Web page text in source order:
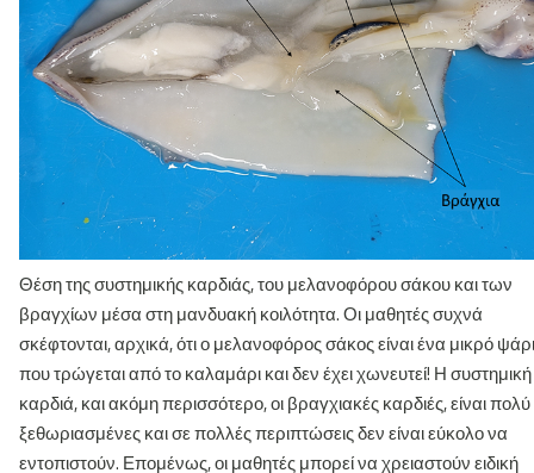
Θέση της συστημικής καρδιάς, του μελανοφόρου σάκου και των
βραγχίων μέσα στη μανδυακή κοιλότητα. Οι μαθητές συχνά
σκέφτονται, αρχικά, ότι ο μελανοφόρος σάκος είναι ένα μικρό ψάρι
που τρώγεται από το καλαμάρι και δεν έχει χωνευτεί! Η συστημική
καρδιά, και ακόμη περισσότερο, οι βραγχιακές καρδιές, είναι πολύ
ξεθωριασμένες και σε πολλές περιπτώσεις δεν είναι εύκολο να
εντοπιστούν. Επομένως, οι μαθητές μπορεί να χρειαστούν ειδική